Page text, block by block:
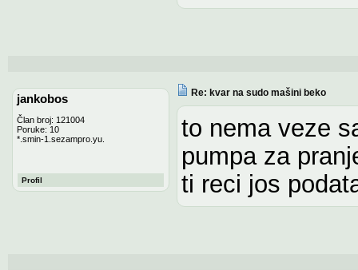
jankobos
Član broj: 121004
Poruke: 10
*.smin-1.sezampro.yu.
Profil
Re: kvar na sudo mašini beko
to nema veze
pumpa za
ti reci jos